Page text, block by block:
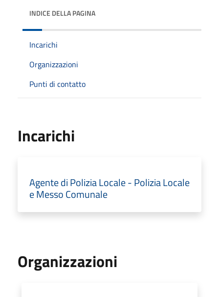
INDICE DELLA PAGINA
Incarichi
Organizzazioni
Punti di contatto
Incarichi
Agente di Polizia Locale - Polizia Locale
e Messo Comunale
Organizzazioni